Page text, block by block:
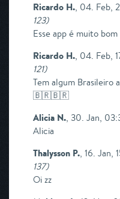
Ricardo H., 04. Feb,
123)
Esse app é muito bom
Ricardo H., 04. Feb,
121)
Tem algum
🇧🇷🇧🇷
Alicia N., 30. Jan,
Alicia
Thalysson P., 16. Jan,
137)
Oi zz